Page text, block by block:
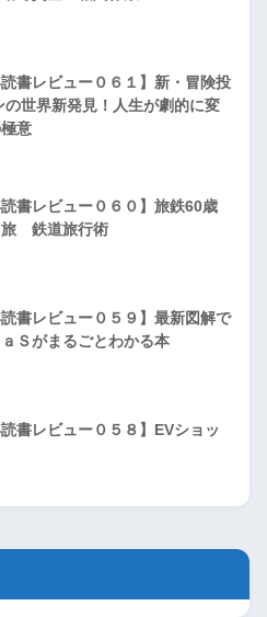
読書レビュー０６１】新・冒険投
の世界新発見！人生が劇的に変
意
読書レビュー０６０】旅鉄60歳
旅 鉄道旅行術
読書レビュー０５９】最新図解で
Ｓがまるごとわかる本
読書レビュー０５８】EVショッ